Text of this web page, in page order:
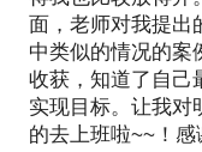
面，老师对我提出
中类似的情况的案
收获，知道了自己
实现目标。让我对
的去上班啦~~！感